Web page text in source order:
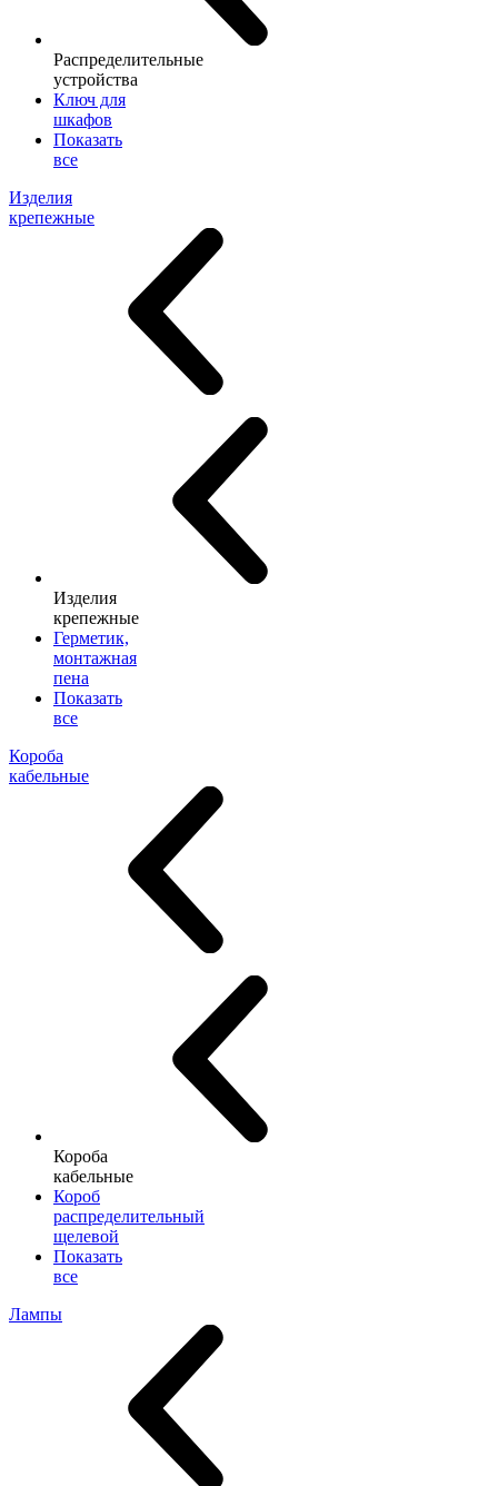
Распределительные
устройства
Ключ для
шкафов
Показать
все
Изделия
крепежные
Изделия
крепежные
Герметик,
монтажная
пена
Показать
все
Короба
кабельные
Короба
кабельные
Короб
распределительный
щелевой
Показать
все
Лампы